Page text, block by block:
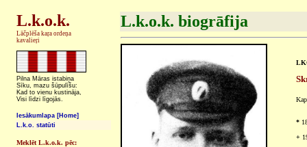
L.k.o.k.
Lāčplēša kaŗa ordeņa
kavalieŗi
Pilna Māras istabiņa
Sīku, mazu šūpulīšu:
Kad to vienu kustināja,
Visi līdzi līgojās.
Iesākumlapa [Home]
L.k.o. statūti
Meklēt L.k.o.k. pēc:
L.k.o.k. biogrāfija
*
+